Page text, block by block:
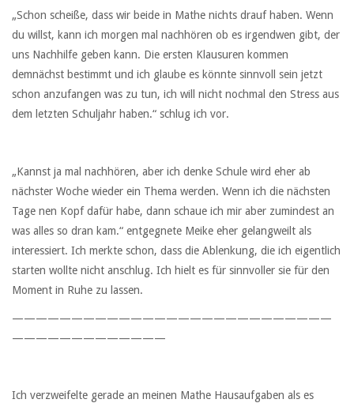
„Schon scheiße, dass wir beide in Mathe nichts drauf haben. Wenn
du willst, kann ich morgen mal nachhören ob es irgendwen gibt, der
uns Nachhilfe geben kann. Die ersten Klausuren kommen
demnächst bestimmt und ich glaube es könnte sinnvoll sein jetzt
schon anzufangen was zu tun, ich will nicht nochmal den Stress aus
dem letzten Schuljahr haben.“ schlug ich vor.
„Kannst ja mal nachhören, aber ich denke Schule wird eher ab
nächster Woche wieder ein Thema werden. Wenn ich die nächsten
Tage nen Kopf dafür habe, dann schaue ich mir aber zumindest an
was alles so dran kam.“ entgegnete Meike eher gelangweilt als
interessiert. Ich merkte schon, dass die Ablenkung, die ich eigentlich
starten wollte nicht anschlug. Ich hielt es für sinnvoller sie für den
Moment in Ruhe zu lassen.
———————————————————————————
—————————————
Ich verzweifelte gerade an meinen Mathe Hausaufgaben als es